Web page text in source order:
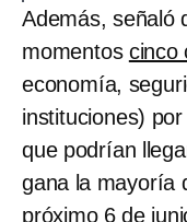
Además, señaló
momentos cinco
economía,
instituciones)
que podrían
gana la mayoría
próximo 6 de